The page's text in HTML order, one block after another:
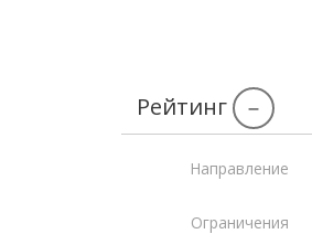
Рейтинг –
Направление
Ограничения